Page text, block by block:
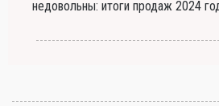
недовольны: итоги продаж 2024